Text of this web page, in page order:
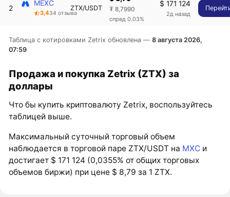
2
MEXC
3,434 отзыва
ZTX/USDT
₮ 8,7990
спред 0.03%
$ 171 124
2д назад
Таблица с котировками Zetrix обновлена —8 августа 2026,
07:59
Продажа и покупка Zetrix (ZTX) за
доллары
Что бы купить криптовалюту Zetrix, воспользуйтесь
таблицей выше.
Максимальный суточный торговый объем
наблюдается в торговой паре ZTX/USDT на MXC и
достигает $ 171 124 (0,0355% от общих торговых
объемов биржи) при цене $ 8,79 за 1 ZTX.